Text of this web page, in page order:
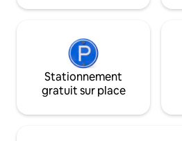
Stationnement
gratuit sur place